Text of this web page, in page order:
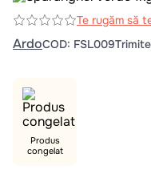
4. chifle
5. burger
. ceafa
. aripi
croissant
Te rugăm să
ArdoCOD: FSL009Trimite
Produs
congelat